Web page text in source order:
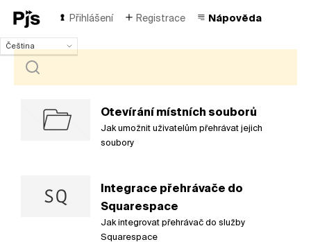
Přihlášení Registrace Nápověda
Čeština
Čeština
Português (Brasil)
Otevírání místních souborů
Jak umožnit uživatelům přehrávat jejich
soubory
Integrace přehrávače do
Squarespace
Jak integrovat přehrávač do služby
Squarespace